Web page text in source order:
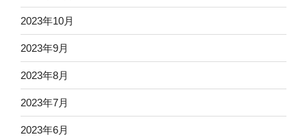
2023年10月
2023年9月
2023年8月
2023年7月
2023年6月